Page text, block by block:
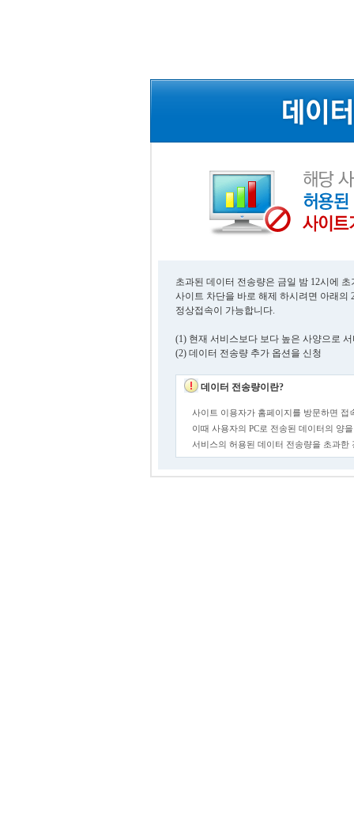
초과된 데이터 전송량은 금일 밤 12시에
사이트 차단을 바로 해제 하시려면 아래의
정상접속이 가능합니다.
(1) 현재 서비스보다 보다 높은 사양으로
(2) 데이터 전송량 추가 옵션을 신청
데이터 전송량이란?
사이트 이용자가 홈페이지를 방문하면 접
이때 사용자의 PC로 전송된 데이터의 양
서비스의 허용된 데이터 전송량을 초과